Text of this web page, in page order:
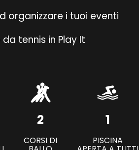
organizzare i tuoi eventi
tennis in Play It
2
CORSI DI
1
PISCINA